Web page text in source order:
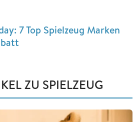
7 Top Spielzeug Marken
ZU SPIELZEUG